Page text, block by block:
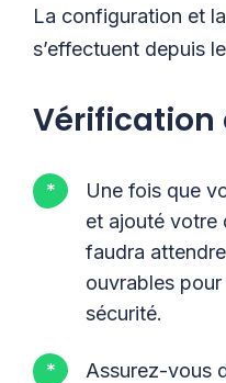
La configuration et
s’effectuent depuis
Vérification
Une fois que
et ajouté votre
faudra
ouvrables
sécurité.
Assurez-vous